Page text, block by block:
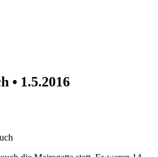
• 1.5.2016